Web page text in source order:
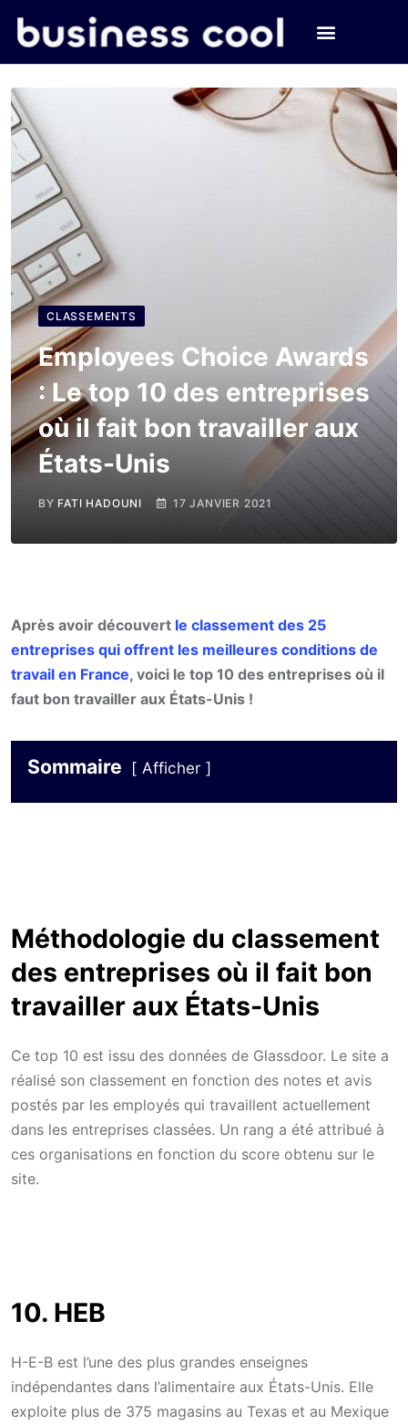
CLASSEMENTS
Employees Choice Awards
: Le top 10 des entreprises
où il fait bon travailler aux
États-Unis
BY FATI HADOUNI 17 JANVIER 2021
Après avoir découvert le classement des 25
entreprises qui offrent les meilleures conditions de
travail en France, voici le top 10 des entreprises où il
faut bon travailler aux États-Unis !
Sommaire Afficher
Méthodologie du classement
des entreprises où il fait bon
travailler aux États-Unis
Ce top 10 est issu des données de Glassdoor. Le site a
réalisé son classement en fonction des notes et avis
postés par les employés qui travaillent actuellement
dans les entreprises classées. Un rang a été attribué à
ces organisations en fonction du score obtenu sur le
site.
10. HEB
H-E-B est l’une des plus grandes enseignes
indépendantes dans l’alimentaire aux États-Unis. Elle
exploite plus de 375 magasins au Texas et au Mexique